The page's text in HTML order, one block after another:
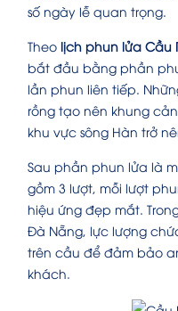
số ngày lễ quan trọng.
Theo lịch phun lửa Cầu
bắt đầu bằng phần
lần phun liên tiếp.
rồng tạo nên khung
khu vực sông Hàn trở
Sau phần phun lửa là
gồm 3 lượt, mỗi lượt
hiệu ứng đẹp mắt.
Đà Nẵng, lực lượng
trên cầu để đảm bảo
khách.